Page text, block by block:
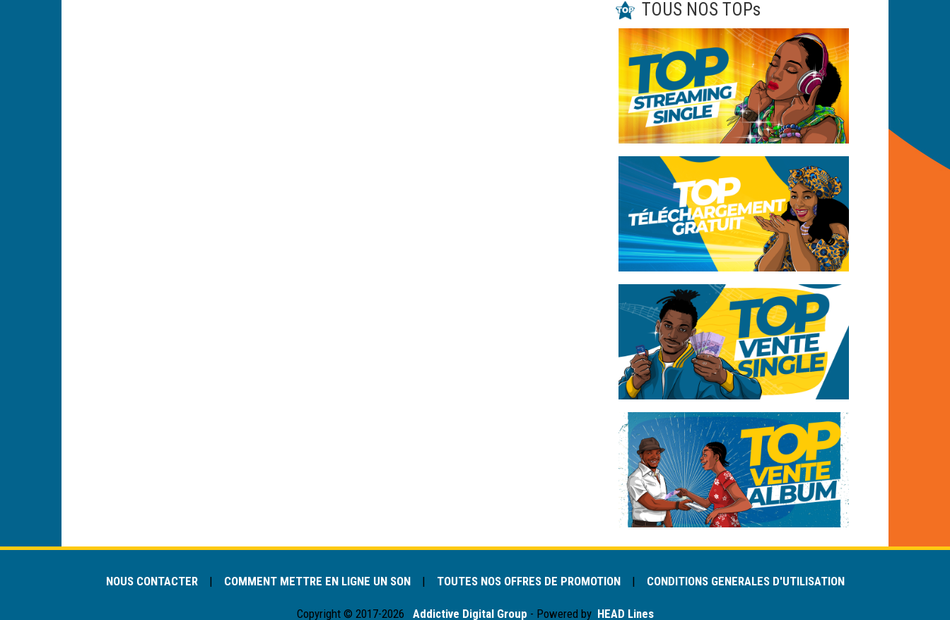
TOUS NOS TOPs
NOUS CONTACTER | COMMENT METTRE EN LIGNE UN SON | TOUTES NOS OFFRES DE PROMOTION| CONDITIONS GENERALES D'UTILISATION
Copyright © 2017-2026 Addictive Digital Group - Powered by HEAD Lines